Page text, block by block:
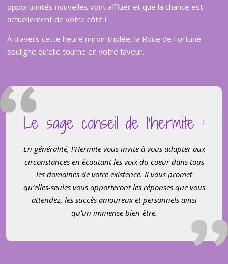
opportunités nouvelles vont affluer et que la chance est
actuellement de votre côté !
À travers cette heure miroir triplée, la Roue de Fortune
souligne qu’elle tourne en votre faveur.
Le sage conseil de l’hermite :
En généralité, l’Hermite vous invite à vous adapter aux
circonstances en écoutant les voix du coeur dans tous
les domaines de votre existence. Il vous promet
qu’elles-seules vous apporteront les réponses que vous
attendez, les succès amoureux et personnels ainsi
qu’un immense bien-être.